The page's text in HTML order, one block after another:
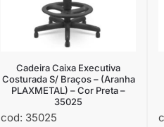
Cadeira Caixa Executiva
Costurada S/ Braços – (Aranha
PLAXMETAL) – Cor Preta –
35025
cod: 35025